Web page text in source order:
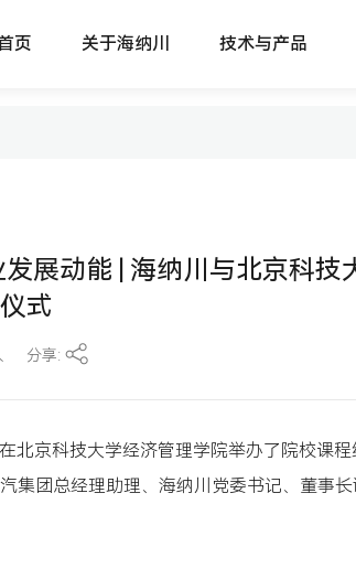
页 关于海纳川 技术与产品
展动能 | 海纳川与北京科技
式
分享:
北京科技大学经济管理学院举办了院校课
集团总经理助理、海纳川党委书记、董事